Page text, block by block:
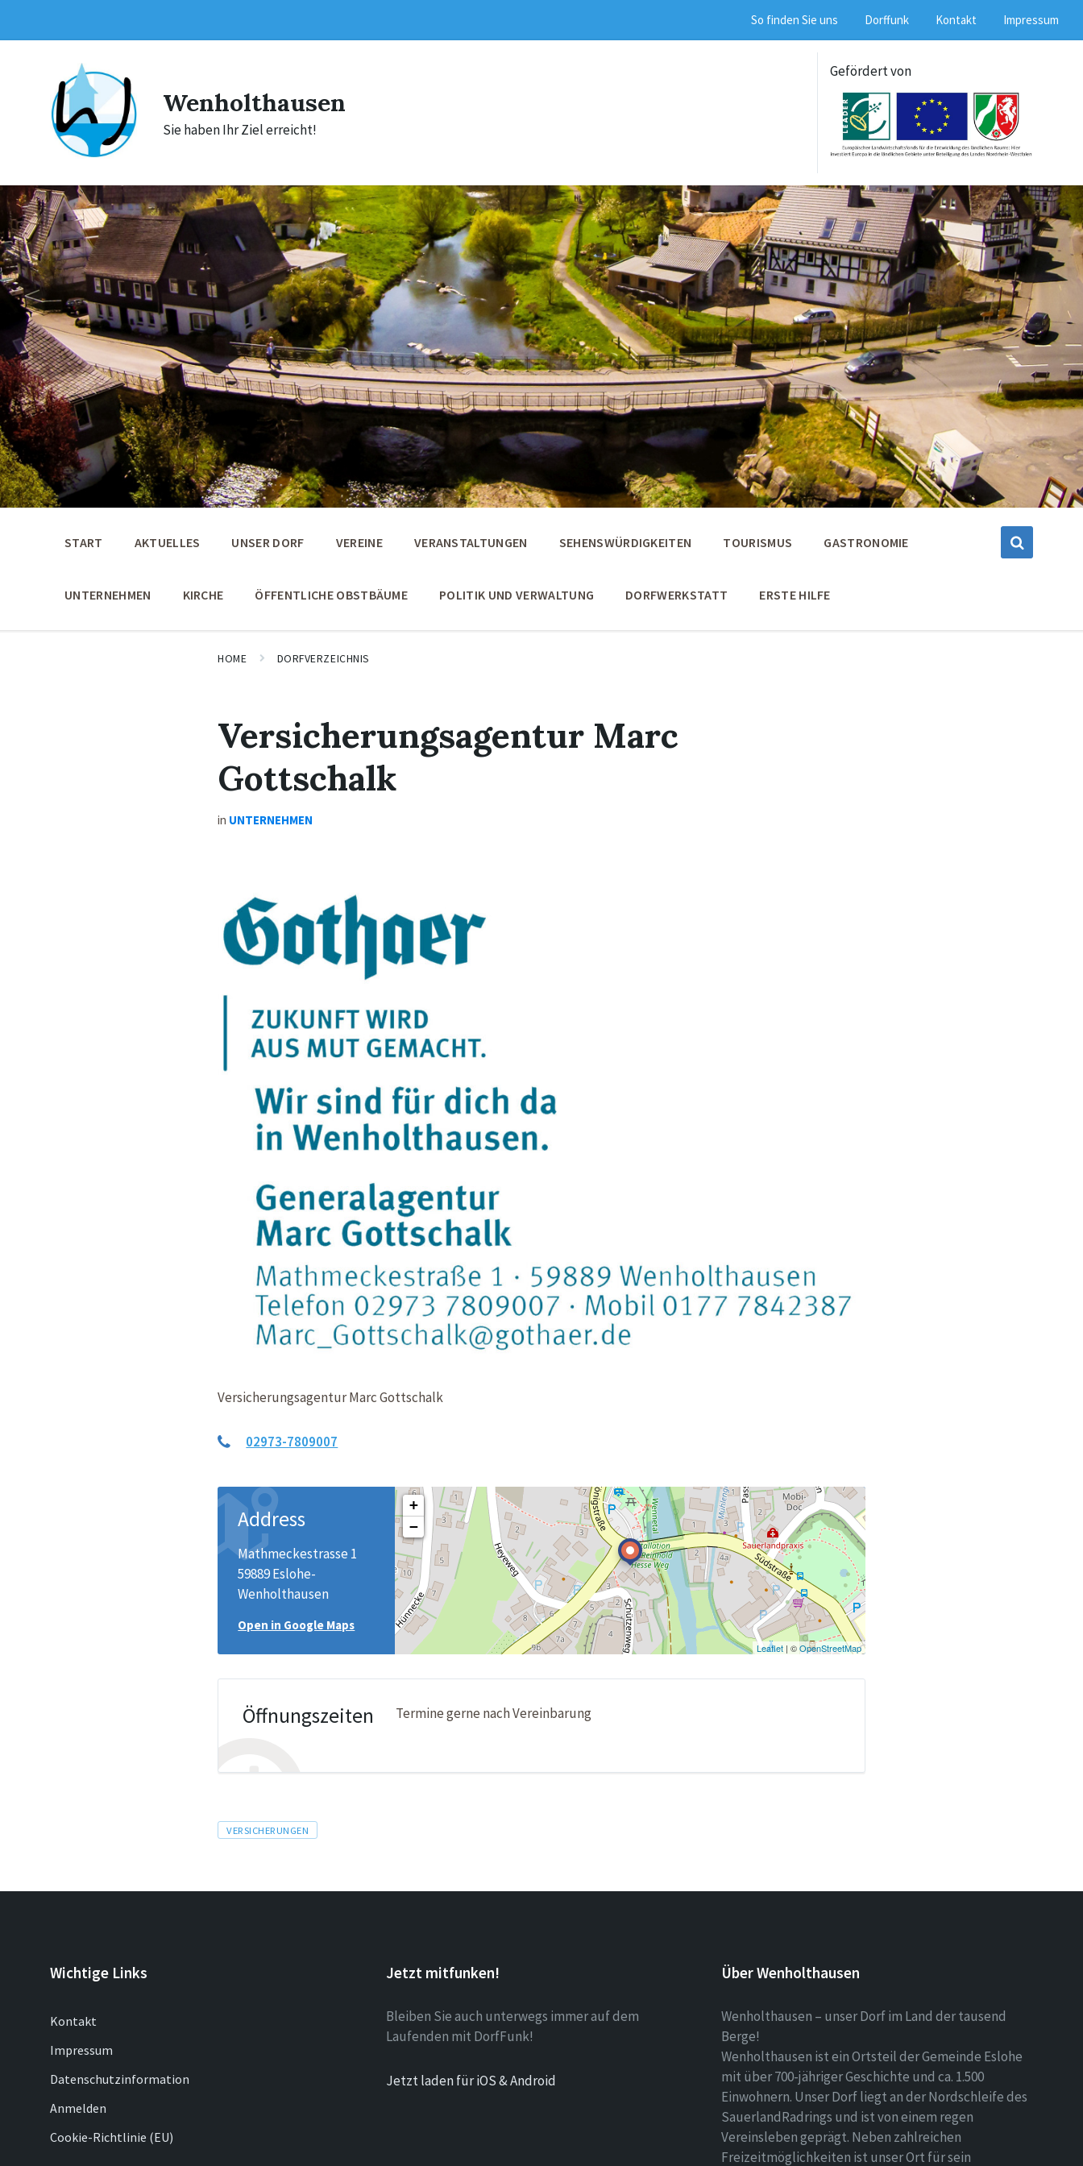
content
main
footer
So finden Sie uns Dorffunk Kontakt Impressum
Wenholthausen
Sie haben Ihr Ziel erreicht!
Gefördert von
START AKTUELLES UNSER DORF VEREINE VERANSTALTUNGEN SEHENSWÜRDIGKEITEN TOURISMUS GASTRONOMIE
UNTERNEHMEN KIRCHE ÖFFENTLICHE OBSTBÄUME POLITIK UND VERWALTUNG DORFWERKSTATT ERSTE HILFE
HOME DORFVERZEICHNIS
Versicherungsagentur Marc
Gottschalk
in UNTERNEHMEN
Versicherungsagentur Marc Gottschalk
02973-7809007
Address
Mathmeckestrasse 1
59889 Eslohe-
Wenholthausen
Open in Google Maps
+
−
Leaflet| ©OpenStreetMap
Öffnungszeiten Termine gerne nach Vereinbarung
Tags
VERSICHERUNGEN
Wichtige Links
Kontakt
Impressum
Datenschutzinformation
Anmelden
Cookie-Richtlinie (EU)
Jetzt mitfunken!
Bleiben Sie auch unterwegs immer auf dem
Laufenden mit DorfFunk!
Jetzt laden für iOS & Android
Über Wenholthausen
Wenholthausen – unser Dorf im Land der tausend
Berge!
Wenholthausen ist ein Ortsteil der Gemeinde Eslohe
mit über 700-jähriger Geschichte und ca. 1.500
Einwohnern. Unser Dorf liegt an der Nordschleife des
SauerlandRadrings und ist von einem regen
Vereinsleben geprägt. Neben zahlreichen
Freizeitmöglichkeiten ist unser Ort für sein